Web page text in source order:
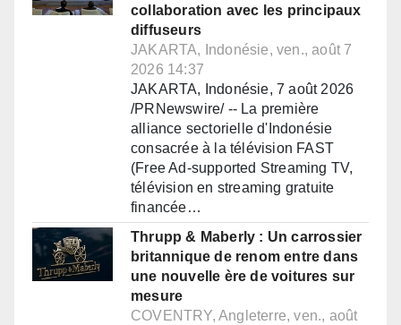
collaboration avec les principaux
diffuseurs
JAKARTA, Indonésie, ven., août 7
2026 14:37
JAKARTA, Indonésie, 7 août 2026
/PRNewswire/ -- La première
alliance sectorielle d'Indonésie
consacrée à la télévision FAST
(Free Ad-supported Streaming TV,
télévision en streaming gratuite
financée…
Thrupp & Maberly : Un carrossier
britannique de renom entre dans
une nouvelle ère de voitures sur
mesure
COVENTRY, Angleterre, ven., août